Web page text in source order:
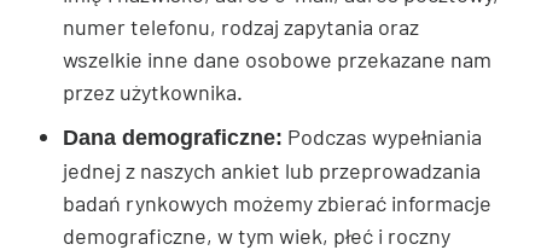
numer telefonu, rodzaj zapytania oraz
wszelkie inne dane osobowe przekazane nam
przez użytkownika.
Dana demograficzne: Podczas wypełniania
jednej z naszych ankiet lub przeprowadzania
badań rynkowych możemy zbierać informacje
demograficzne, w tym wiek, płeć i roczny